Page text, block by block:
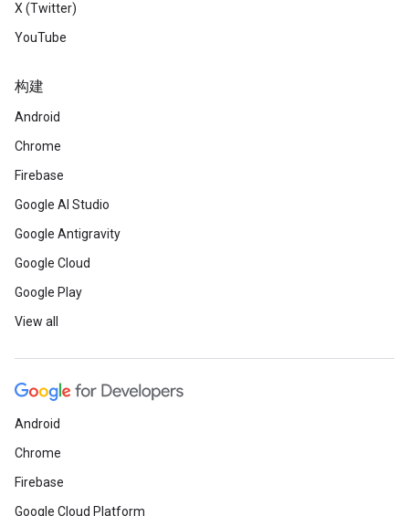
X (Twitter)
YouTube
构建
Android
Chrome
Firebase
Google AI Studio
Google Antigravity
Google Cloud
Google Play
View all
Android
Chrome
Firebase
Google Cloud Platform